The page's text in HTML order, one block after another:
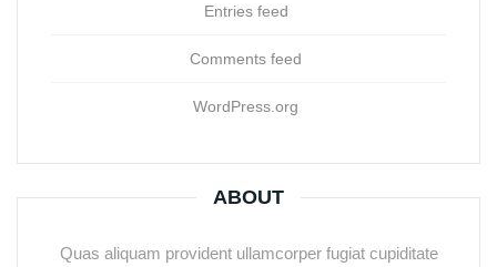
Entries feed
Comments feed
WordPress.org
ABOUT
Quas aliquam provident ullamcorper fugiat cupiditate